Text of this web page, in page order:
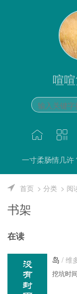
喧
一寸柔肠情几许
首页 分类 阅
书架
在读
岛 / 维
挖坑时